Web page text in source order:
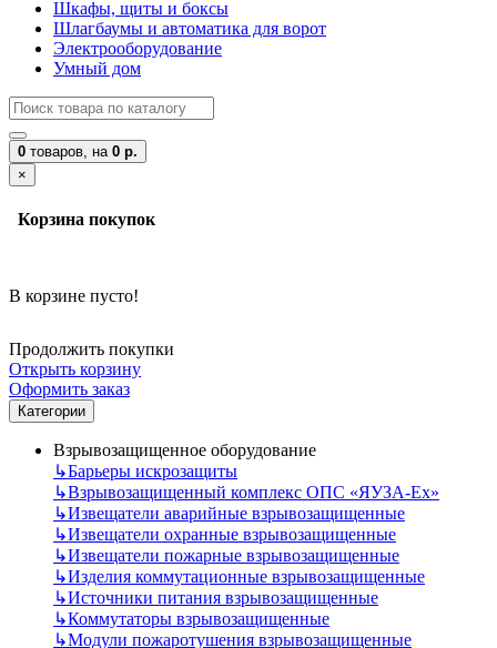
Шкафы, щиты и боксы
Шлагбаумы и автоматика для ворот
Электрооборудование
Умный дом
0 товаров, на 0 р.
×
Корзина покупок
В корзине пусто!
Продолжить покупки
Открыть корзину
Оформить заказ
Категории
Взрывозащищенное оборудование
↳Барьеры искрозащиты
↳Взрывозащищенный комплекс ОПС «ЯУЗА-Ех»
↳Извещатели аварийные взрывозащищенные
↳Извещатели охранные взрывозащищенные
↳Извещатели пожарные взрывозащищенные
↳Изделия коммутационные взрывозащищенные
↳Источники питания взрывозащищенные
↳Коммутаторы взрывозащищенные
↳Модули пожаротушения взрывозащищенные